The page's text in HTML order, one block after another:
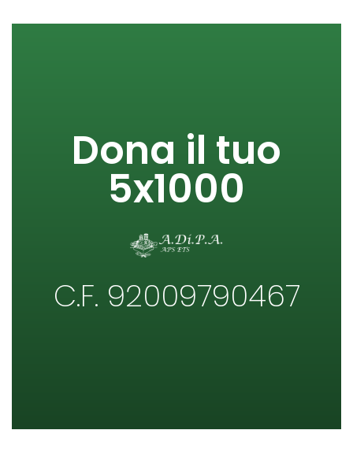
Dona il tuo
5x1000
C.F. 92009790467